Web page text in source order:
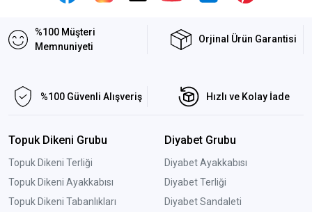
%100 Müşteri
Memnuniyeti
Orjinal Ürün Garantisi
%100 Güvenli Alışveriş Hızlı ve Kolay İade
Topuk Dikeni Grubu
Topuk Dikeni Terliği
Topuk Dikeni Ayakkabısı
Topuk Dikeni Tabanlıkları
Diyabet Grubu
Diyabet Ayakkabısı
Diyabet Terliği
Diyabet Sandaleti